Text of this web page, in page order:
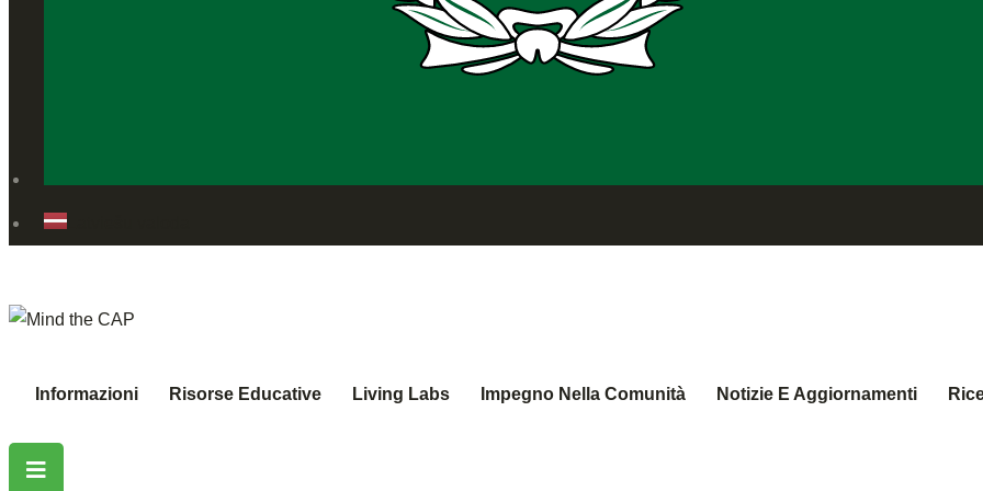
Informazioni Risorse Educative Living Labs Impegno Nella Comunità Notizie E Aggiornamenti